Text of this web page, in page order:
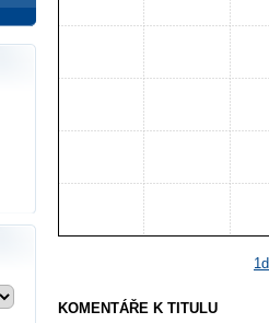
KOMENTÁŘE K TITULU